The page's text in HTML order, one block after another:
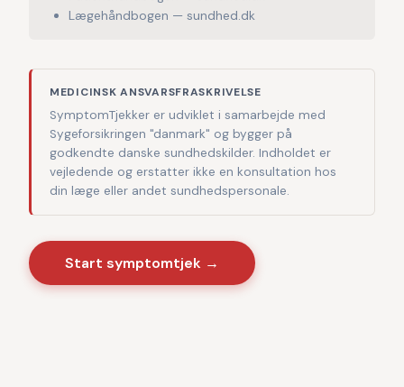
Lægehåndbogen — sundhed.dk
MEDICINSK ANSVARSFRASKRIVELSE
SymptomTjekker er udviklet i samarbejde med
Sygeforsikringen "danmark" og bygger på
godkendte danske sundhedskilder. Indholdet er
vejledende og erstatter ikke en konsultation hos
din læge eller andet sundhedspersonale.
Start symptomtjek →